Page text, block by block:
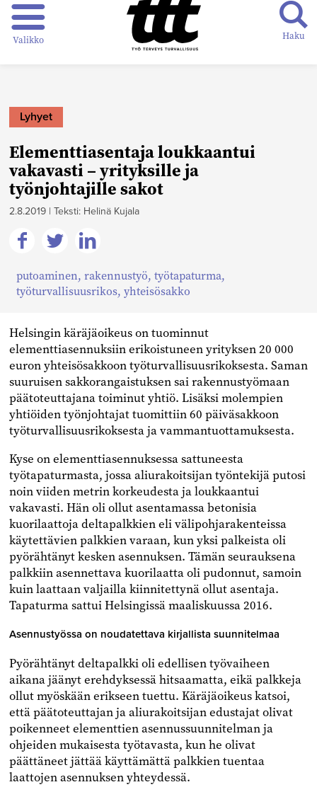
Valikko Haku
Lyhyet
Elementtiasentaja loukkaantui
vakavasti – yrityksille ja
työnjohtajille sakot
2.8.2019 | Teksti: Helinä Kujala
Jaa
Facebookissa
Jaa
Twitterissä
Jaa
Linkedinissä
putoaminen, rakennustyö, työtapaturma,
työturvallisuusrikos, yhteisösakko
Helsingin käräjäoikeus on tuominnut
elementtiasennuksiin erikoistuneen yrityksen 20 000
euron yhteisösakkoon työturvallisuusrikoksesta. Saman
suuruisen sakkorangaistuksen sai rakennustyömaan
päätoteuttajana toiminut yhtiö. Lisäksi molempien
yhtiöiden työnjohtajat tuomittiin 60 päiväsakkoon
työturvallisuusrikoksesta ja vammantuottamuksesta.
Kyse on elementtiasennuksessa sattuneesta
työtapaturmasta, jossa aliurakoitsijan työntekijä putosi
noin viiden metrin korkeudesta ja loukkaantui
vakavasti. Hän oli ollut asentamassa betonisia
kuorilaattoja deltapalkkien eli välipohjarakenteissa
käytettävien palkkien varaan, kun yksi palkeista oli
pyörähtänyt kesken asennuksen. Tämän seurauksena
palkkiin asennettava kuorilaatta oli pudonnut, samoin
kuin laattaan valjailla kiinnitettynä ollut asentaja.
Tapaturma sattui Helsingissä maaliskuussa 2016.
Asennustyössa on noudatettava kirjallista suunnitelmaa
Pyörähtänyt deltapalkki oli edellisen työvaiheen
aikana jäänyt erehdyksessä hitsaamatta, eikä palkkeja
ollut myöskään erikseen tuettu. Käräjäoikeus katsoi,
että päätoteuttajan ja aliurakoitsijan edustajat olivat
poikenneet elementtien asennussuunnitelman ja
ohjeiden mukaisesta työtavasta, kun he olivat
päättäneet jättää käyttämättä palkkien tuentaa
laattojen asennuksen yhteydessä.